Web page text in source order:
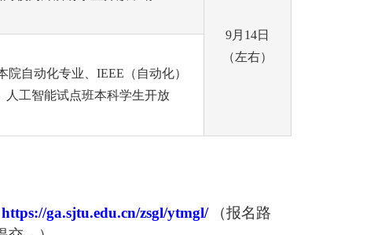
9月14日
（左右）
院自动化专业、IEEE（自动化）
人工智能试点班本科学生开放
https://ga.sjtu.edu.cn/zsgl/ytmgl/
（报名路